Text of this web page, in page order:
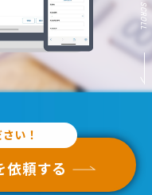
SCROLL
い！
依頼する